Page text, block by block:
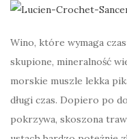
Wino, które wymaga
skupione, mineralność
morskie muszle lekka
długi czas. Dopiero po
pokrzywa, skoszona